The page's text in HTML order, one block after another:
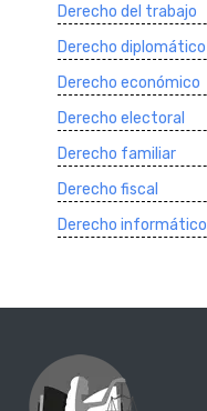
Derecho del trabajo
Derecho diplomático
Derecho económico
Derecho electoral
Derecho familiar
Derecho fiscal
Derecho informático